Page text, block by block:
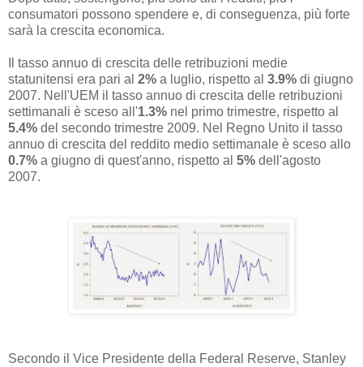
consumatori possono spendere e, di conseguenza, più forte
sarà la crescita economica.
Il tasso annuo di crescita delle retribuzioni medie
statunitensi era pari al 2% a luglio, rispetto al 3.9% di giugno
2007. Nell'UEM il tasso annuo di crescita delle retribuzioni
settimanali è sceso all'1.3% nel primo trimestre, rispetto al
5.4% del secondo trimestre 2009. Nel Regno Unito il tasso
annuo di crescita del reddito medio settimanale è sceso allo
0.7% a giugno di quest'anno, rispetto al 5% dell'agosto
2007.
Secondo il Vice Presidente della Federal Reserve, Stanley